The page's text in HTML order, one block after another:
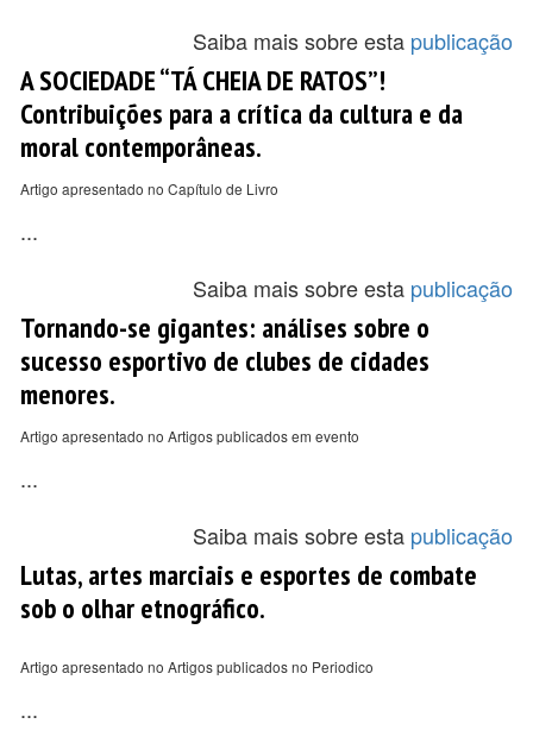
Saiba mais sobre esta publicação
A SOCIEDADE “TÁ CHEIA DE RATOS”!
Contribuições para a crítica da cultura e da
moral contemporâneas.
Artigo apresentado no Capítulo de Livro
...
Saiba mais sobre esta publicação
Tornando-se gigantes: análises sobre o
sucesso esportivo de clubes de cidades
menores.
Artigo apresentado no Artigos publicados em evento
...
Saiba mais sobre esta publicação
Lutas, artes marciais e esportes de combate
sob o olhar etnográfico.
Artigo apresentado no Artigos publicados no Periodico
...